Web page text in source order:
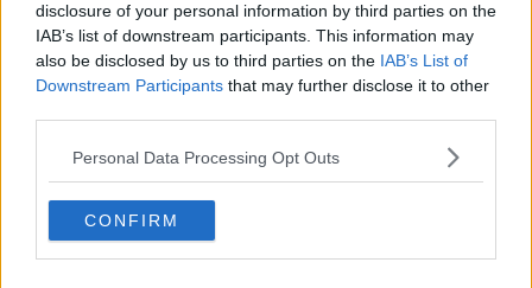
disclosure of your personal information by third parties on the
IAB’s list of downstream participants. This information may
also be disclosed by us to third parties on the IAB’s List of
Downstream Participants that may further disclose it to other
Personal Data Processing Opt Outs
CONFIRM
Ursprungligen postat av Jumpjet
Och svenskar är motsatsen? 🤔
Ja, där är du spot on. Vi skulle aldrig tillåta en diktator.
Inlägg: 4 027
Ursprungligen postat avHaddoque2